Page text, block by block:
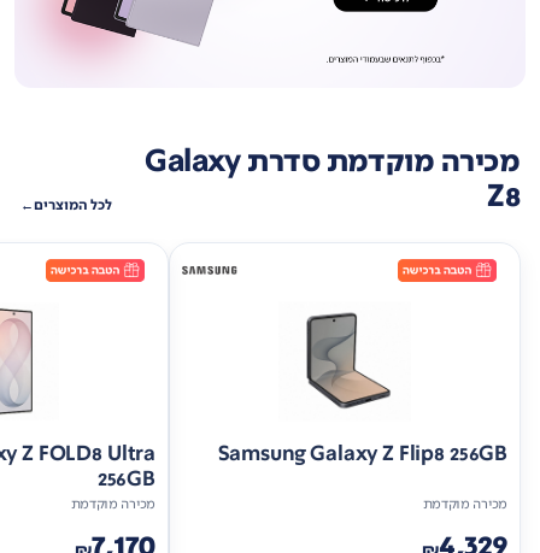
מכירה מוקדמת סדרת Galaxy
Z8 לכל המוצרים
Samsung Galaxy Z Flip8 256GB
מכירה מוקדמת
Z FOLD8 Ultra
256GB
מכירה מוקדמת